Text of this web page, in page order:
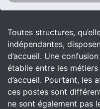
Toutes structures,
indépendantes,
d’accueil. Une
établie entre les
d’accueil. Pourtant, les
ces postes sont
ne sont également pas